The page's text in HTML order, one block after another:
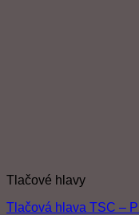
Tlačové hlavy
Tlačová hlava TSC –